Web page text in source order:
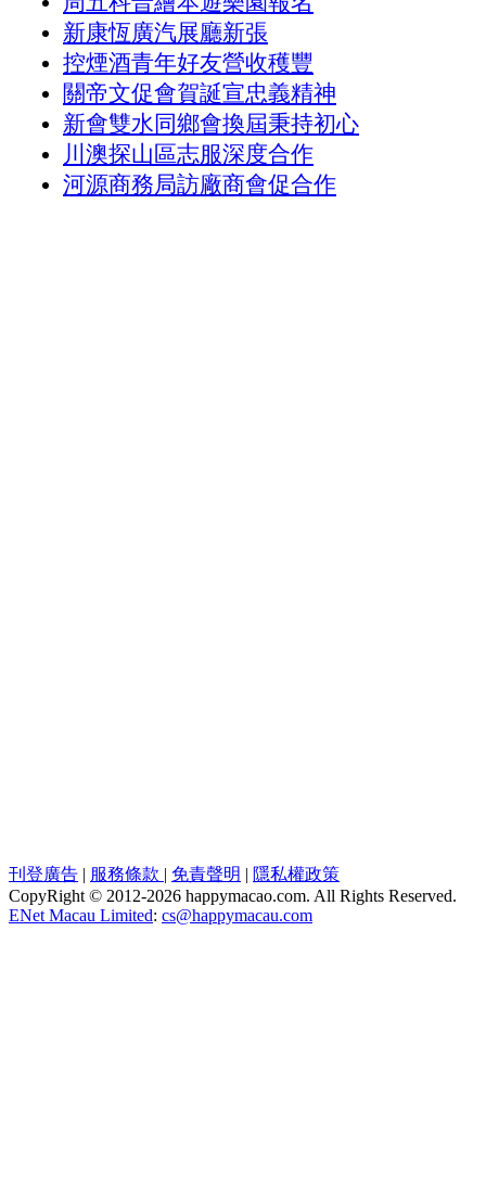
新康恆廣汽展廳新張
控煙酒青年好友營收穫豐
關帝文促會賀誕宣忠義精神
新會雙水同鄉會換屆秉持初心
川澳探山區志服深度合作
河源商務局訪廠商會促合作
刊登廣告 | 服務條款 | 免責聲明 | 隱私權政策
CopyRight © 2012-2026 happymacao.com. All Rights Reserved.
ENet Macau Limited: cs@happymacau.com